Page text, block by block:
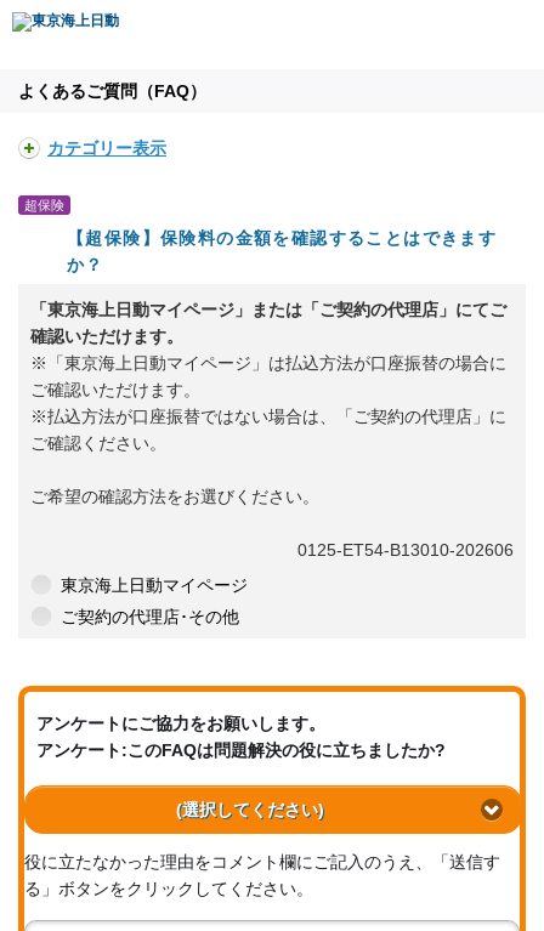
よくあるご質問（FAQ）
カテゴリー表示
超保険
【超保険】保険料の金額を確認することはできます
か？
「東京海上日動マイページ」または「ご契約の代理店」にてご
確認いただけます。
※「東京海上日動マイページ」は払込方法が口座振替の場合に
ご確認いただけます。
※払込方法が口座振替ではない場合は、「ご契約の代理店」に
ご確認ください。
ご希望の確認方法をお選びください。
0125-ET54-B13010-202606
東京海上日動マイページ
ご契約の代理店･その他
アンケートにご協力をお願いします。
アンケート:このFAQは問題解決の役に立ちましたか?
(選択してください)
役に立たなかった理由をコメント欄にご記入のうえ、「送信す
る」ボタンをクリックしてください。